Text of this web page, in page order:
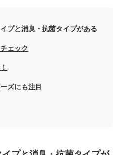
プと消臭・抗菌タイプがある
ェック
ズにも注目